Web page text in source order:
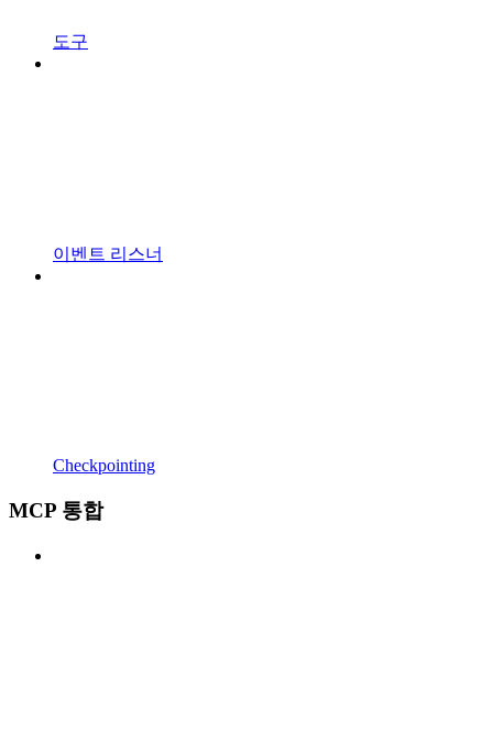
도구
이벤트 리스너
Checkpointing
MCP 통합